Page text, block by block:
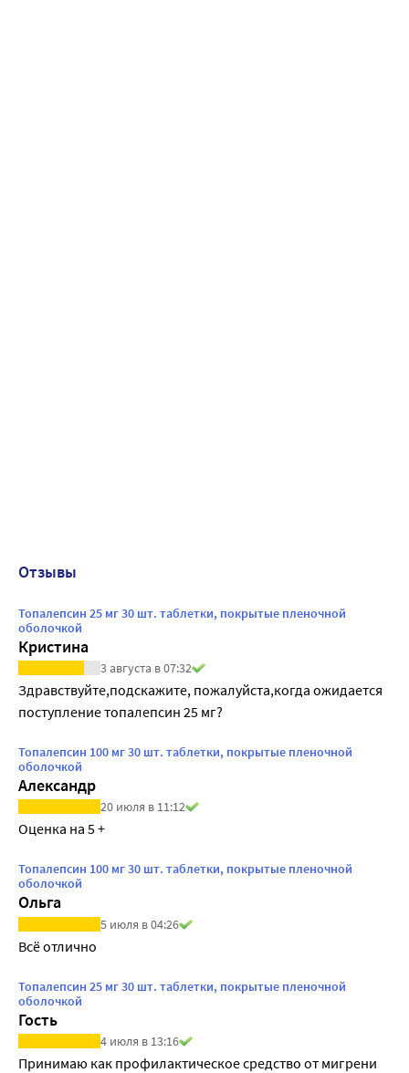
Отзывы
Топалепсин 25 мг 30 шт. таблетки, покрытые пленочной
оболочкой
Кристина
3 августа в 07:32
Здравствуйте,подскажите, пожалуйста,когда ожидается
поступление топалепсин 25 мг?
Топалепсин 100 мг 30 шт. таблетки, покрытые пленочной
оболочкой
Александр
20 июля в 11:12
Оценка на 5 +
Топалепсин 100 мг 30 шт. таблетки, покрытые пленочной
оболочкой
Ольга
5 июля в 04:26
Всё отлично
Топалепсин 25 мг 30 шт. таблетки, покрытые пленочной
оболочкой
Гость
4 июля в 13:16
Принимаю как профилактическое средство от мигрени